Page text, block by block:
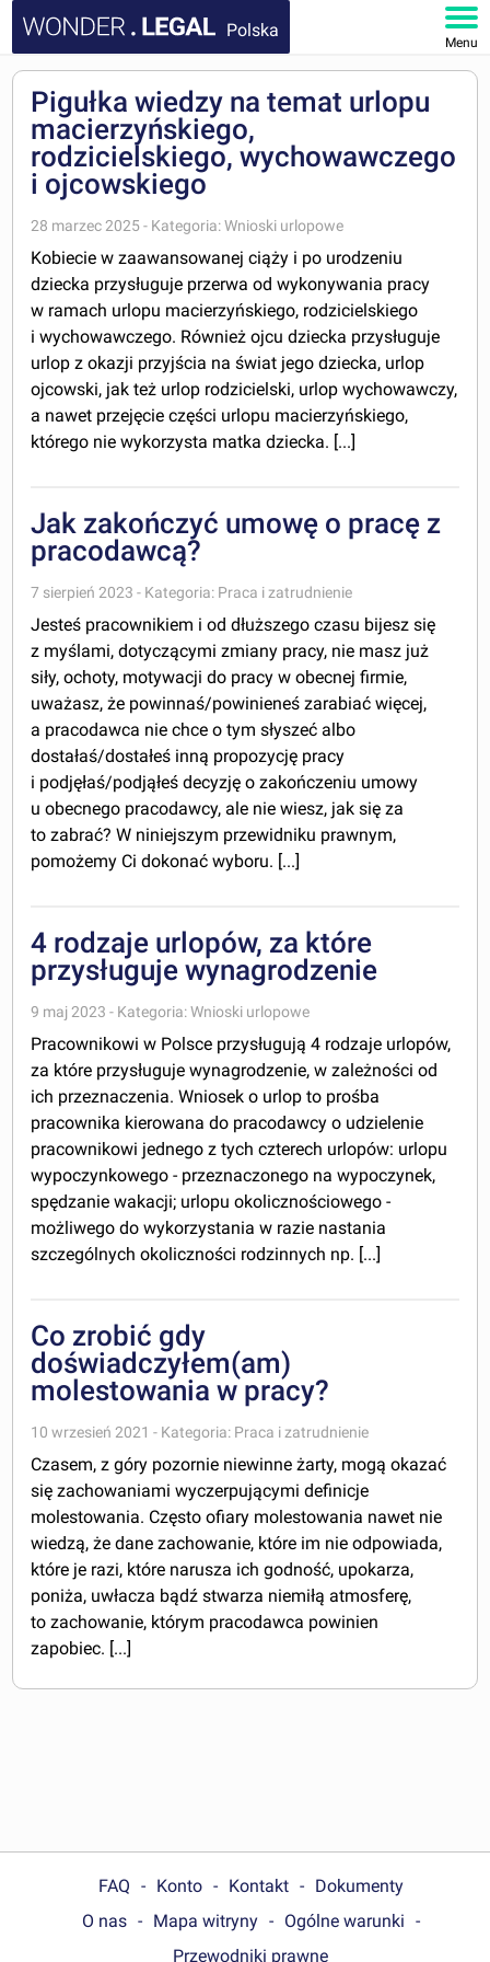
Polska
Menu
DOKUMENTY
FAQ
MOJE KONTO
Pigułka wiedzy na temat urlopu
macierzyńskiego,
rodzicielskiego, wychowawczego
i ojcowskiego
28 marzec 2025 - Kategoria: Wnioski urlopowe
Kobiecie w zaawansowanej ciąży i po urodzeniu
dziecka przysługuje przerwa od wykonywania pracy
w ramach urlopu macierzyńskiego, rodzicielskiego
i wychowawczego. Również ojcu dziecka przysługuje
urlop z okazji przyjścia na świat jego dziecka, urlop
ojcowski, jak też urlop rodzicielski, urlop wychowawczy,
a nawet przejęcie części urlopu macierzyńskiego,
którego nie wykorzysta matka dziecka. [...]
Jak zakończyć umowę o pracę z
pracodawcą?
7 sierpień 2023 - Kategoria: Praca i zatrudnienie
Jesteś pracownikiem i od dłuższego czasu bijesz się
z myślami, dotyczącymi zmiany pracy, nie masz już
siły, ochoty, motywacji do pracy w obecnej firmie,
uważasz, że powinnaś/powinieneś zarabiać więcej,
a pracodawca nie chce o tym słyszeć albo
dostałaś/dostałeś inną propozycję pracy
i podjęłaś/podjąłeś decyzję o zakończeniu umowy
u obecnego pracodawcy, ale nie wiesz, jak się za
to zabrać? W niniejszym przewidniku prawnym,
pomożemy Ci dokonać wyboru. [...]
4 rodzaje urlopów, za które
przysługuje wynagrodzenie
9 maj 2023 - Kategoria: Wnioski urlopowe
Pracownikowi w Polsce przysługują 4 rodzaje urlopów,
za które przysługuje wynagrodzenie, w zależności od
ich przeznaczenia. Wniosek o urlop to prośba
pracownika kierowana do pracodawcy o udzielenie
pracownikowi jednego z tych czterech urlopów: urlopu
wypoczynkowego - przeznaczonego na wypoczynek,
spędzanie wakacji; urlopu okolicznościowego -
możliwego do wykorzystania w razie nastania
szczególnych okoliczności rodzinnych np. [...]
Co zrobić gdy
doświadczyłem(am)
molestowania w pracy?
10 wrzesień 2021 - Kategoria: Praca i zatrudnienie
Czasem, z góry pozornie niewinne żarty, mogą okazać
się zachowaniami wyczerpującymi definicje
molestowania. Często ofiary molestowania nawet nie
wiedzą, że dane zachowanie, które im nie odpowiada,
które je razi, które narusza ich godność, upokarza,
poniża, uwłacza bądź stwarza niemiłą atmosferę,
to zachowanie, którym pracodawca powinien
zapobiec. [...]
FAQ Konto Kontakt
Dokumenty
O nas
Mapa witryny
Ogólne warunki
Przewodniki prawne